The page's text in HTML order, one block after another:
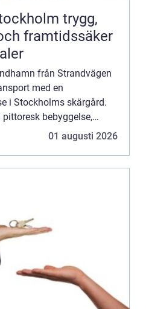
trygg,
framtidssäker
från Strandvägen
med en
i Stockholms skärgård.
bebyggelse,
och livligt b&arin...
01 augusti 2026